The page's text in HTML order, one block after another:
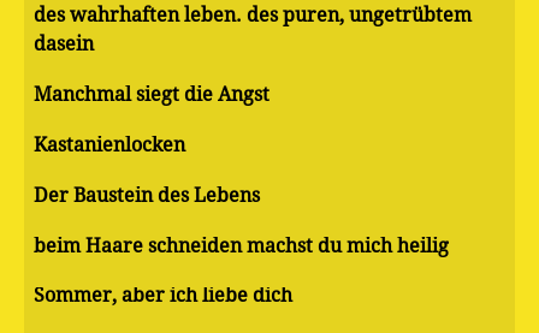
des wahrhaften leben. des puren, ungetrübtem
dasein
Manchmal siegt die Angst
Kastanienlocken
Der Baustein des Lebens
beim Haare schneiden machst du mich heilig
Sommer, aber ich liebe dich